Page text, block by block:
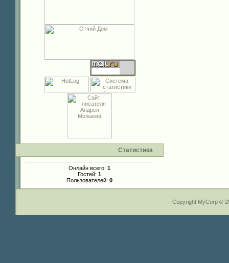
Статистика
Онлайн всего: 1
Гостей: 1
Пользователей: 0
Copyright MyCorp ©